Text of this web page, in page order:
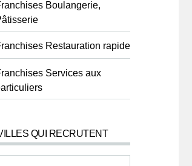
Boulangerie,
Restauration rapide
Services aux
QUI RECRUTENT